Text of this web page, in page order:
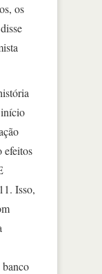
os
efeitos
Isso,